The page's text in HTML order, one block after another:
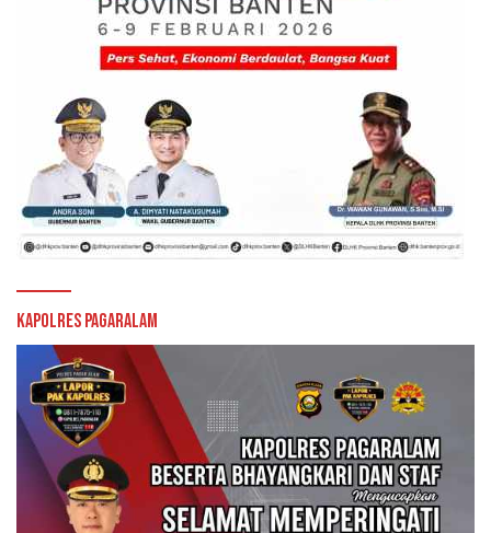
Kapolres Pagaralam